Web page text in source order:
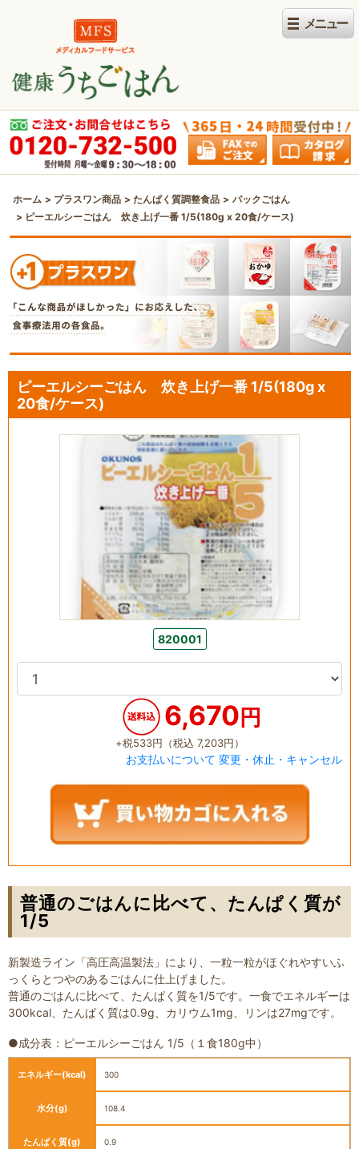
ホーム プラスワン商品 たんぱく質調整食品
パックごはん
ピーエルシーごはん 炊き上げ一番 1/5(180g x 20食/ケース)
ピーエルシーごはん 炊き上げ一番 1/5(180g x
20食/ケース)
820001
6,670円
+税533円（税込 7,203円）
お支払いについて 変更・休止・キャンセル
普通のごはんに比べて、たんぱく質が
1/5
新製造ライン「高圧高温製法」により、一粒一粒がほぐれやすいふ
っくらとつやのあるごはんに仕上げました。
普通のごはんに比べて、たんぱく質を1/5です。一食でエネルギーは
300kcal、たんぱく質は0.9g、カリウム1mg、リンは27mgです。
●成分表：ピーエルシーごはん 1/5（１食180g中）
エネルギー(kcal)
水分(g)
たんぱく質(g)
300
108.4
0.9